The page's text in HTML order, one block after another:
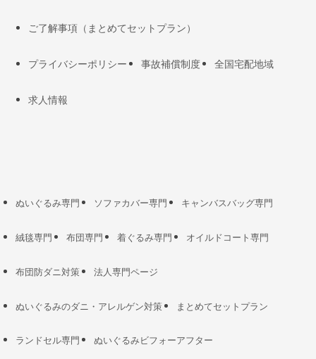
ご了解事項（まとめてセットプラン）
プライバシーポリシー 事故補償制度 全国宅配地域
求人情報
ぬいぐるみ専門 ソファカバー専門 キャンバスバッグ専門
絨毯専門 布団専門 着ぐるみ専門 オイルドコート専門
布団防ダニ対策 法人専門ページ
ぬいぐるみのダニ・アレルゲン対策 まとめてセットプラン
ランドセル専門 ぬいぐるみビフォーアフター